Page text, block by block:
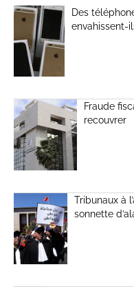
Des
envahissent-
Fraude
recouvrer
Tribunaux à
sonnette